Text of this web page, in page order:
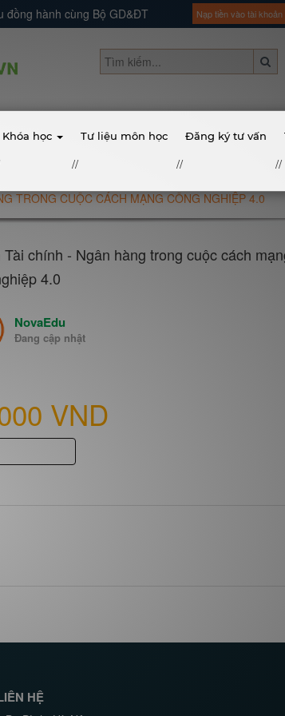
đồng hành cùng Bộ GD&ĐT Nạp tiền vào tài khoản
Khóa học
//
Tư liệu môn học
//
Đăng ký tư vấn
//
TRONG CUỘC CÁCH MẠNG CÔNG NGHIỆP 4.0
Tài chính - Ngân hàng trong cuộc cách
4.0
NovaEdu
Đang cập nhật
VND
HỆ